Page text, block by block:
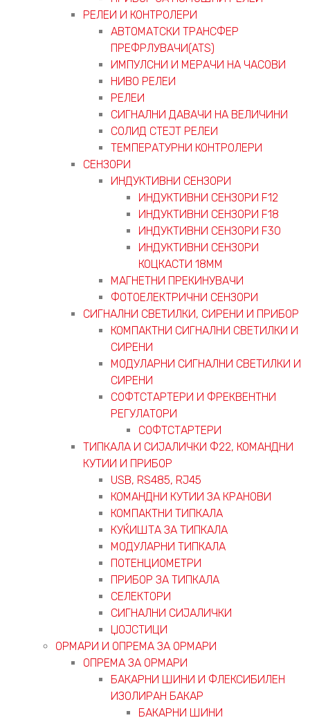
РЕЛЕИ И КОНТРОЛЕРИ
АВТОМАТСКИ ТРАНСФЕР
ПРЕФРЛУВАЧИ(ATS)
ИМПУЛСНИ И МЕРАЧИ НА ЧАСОВИ
НИВО РЕЛЕИ
РЕЛЕИ
СИГНАЛНИ ДАВАЧИ НА ВЕЛИЧИНИ
СОЛИД СТЕЈТ РЕЛЕИ
ТЕМПЕРАТУРНИ КОНТРОЛЕРИ
СЕНЗОРИ
ИНДУКТИВНИ СЕНЗОРИ
ИНДУКТИВНИ СЕНЗОРИ F12
ИНДУКТИВНИ СЕНЗОРИ F18
ИНДУКТИВНИ СЕНЗОРИ F30
ИНДУКТИВНИ СЕНЗОРИ
КОЦКАСТИ 18ММ
МАГНЕТНИ ПРЕКИНУВАЧИ
ФОТОЕЛЕКТРИЧНИ СЕНЗОРИ
СИГНАЛНИ СВЕТИЛКИ, СИРЕНИ И ПРИБОР
КОМПАКТНИ СИГНАЛНИ СВЕТИЛКИ И
СИРЕНИ
МОДУЛАРНИ СИГНАЛНИ СВЕТИЛКИ И
СИРЕНИ
СОФТСТАРТЕРИ И ФРЕКВЕНТНИ
РЕГУЛАТОРИ
СОФТСТАРТЕРИ
ТИПКАЛА И СИЈАЛИЧКИ Ф22, КОМАНДНИ
КУТИИ И ПРИБОР
USB, RS485, RJ45
КОМАНДНИ КУТИИ ЗА КРАНОВИ
КОМПАКТНИ ТИПКАЛА
КУЌИШТА ЗА ТИПКАЛА
МОДУЛАРНИ ТИПКАЛА
ПОТЕНЦИОМЕТРИ
ПРИБОР ЗА ТИПКАЛА
СЕЛЕКТОРИ
СИГНАЛНИ СИЈАЛИЧКИ
ЏОЈСТИЦИ
ОРМАРИ И ОПРЕМА ЗА ОРМАРИ
ОПРЕМА ЗА ОРМАРИ
БАКАРНИ ШИНИ И ФЛЕКСИБИЛЕН
ИЗОЛИРАН БАКАР
БАКАРНИ ШИНИ